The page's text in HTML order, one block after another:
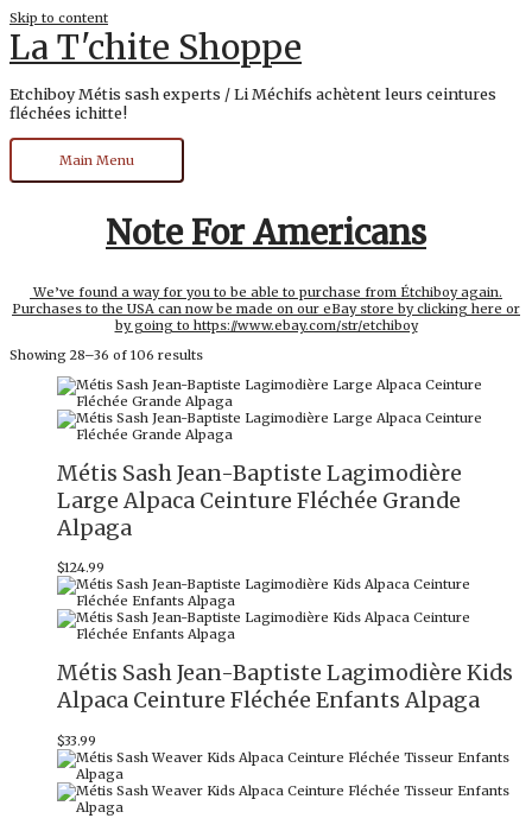
Skip to content
La T'chite Shoppe
Etchiboy Métis sash experts / Li Méchifs achètent leurs ceintures
fléchées ichitte!
Main Menu
Note For Americans
We’ve found a way for you to be able to purchase from Étchiboy again.
Purchases to the USA can now be made on our eBay store by clicking here or
by going to https://www.ebay.com/str/etchiboy
Showing 28–36 of 106 results
Métis Sash Jean-Baptiste Lagimodière
Large Alpaca Ceinture Fléchée Grande
Alpaga
$124.99
Métis Sash Jean-Baptiste Lagimodière Kids
Alpaca Ceinture Fléchée Enfants Alpaga
$33.99